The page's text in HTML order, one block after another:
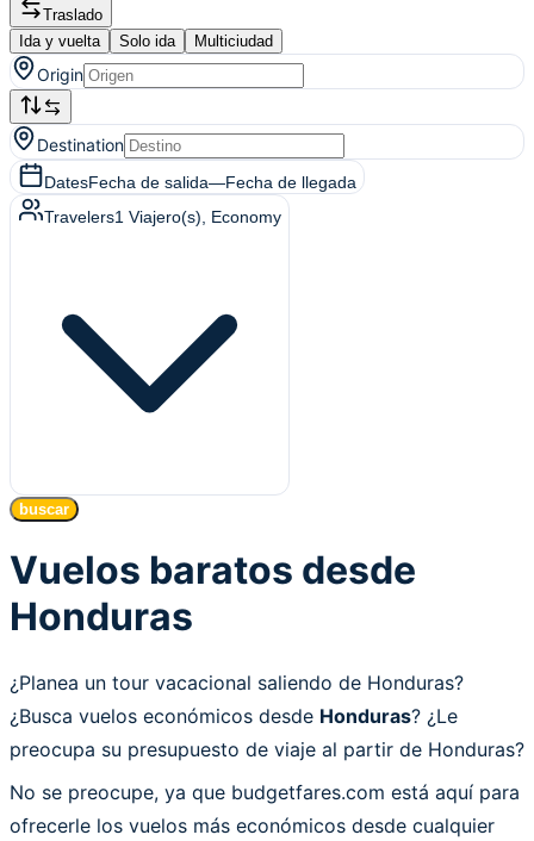
Traslado
Ida y vuelta
Solo ida Multiciudad
Origin
Destination
DatesFecha de salida—Fecha de llegada
Travelers1 Viajero(s) , Economy
buscar
Vuelos baratos desde
Honduras
¿Planea un tour vacacional saliendo de Honduras?
¿Busca vuelos económicos desde Honduras? ¿Le
preocupa su presupuesto de viaje al partir de Honduras?
No se preocupe, ya que budgetfares.com está aquí para
ofrecerle los vuelos más económicos desde cualquier